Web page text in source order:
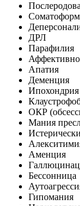
ДРЛ
Парафилия
Апатия
Деменция
Ипохондрия
ОКР
Мания
Аменция
Бессонница
Гипомания